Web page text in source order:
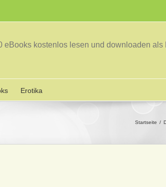
eBooks kostenlos lesen und downloaden als
Erotika
Startseite